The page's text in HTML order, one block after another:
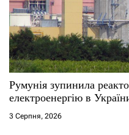
Румунія зупинила
електроенергію в
3 Серпня, 2026